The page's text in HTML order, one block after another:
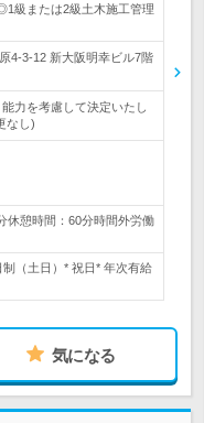
級または2級土木施工管理
4-3-12 新大阪明幸ビル7階
力を考慮して決定いたし
なし)
休憩時間：60分時間外労働
（土日）* 祝日* 年次有給
気になる